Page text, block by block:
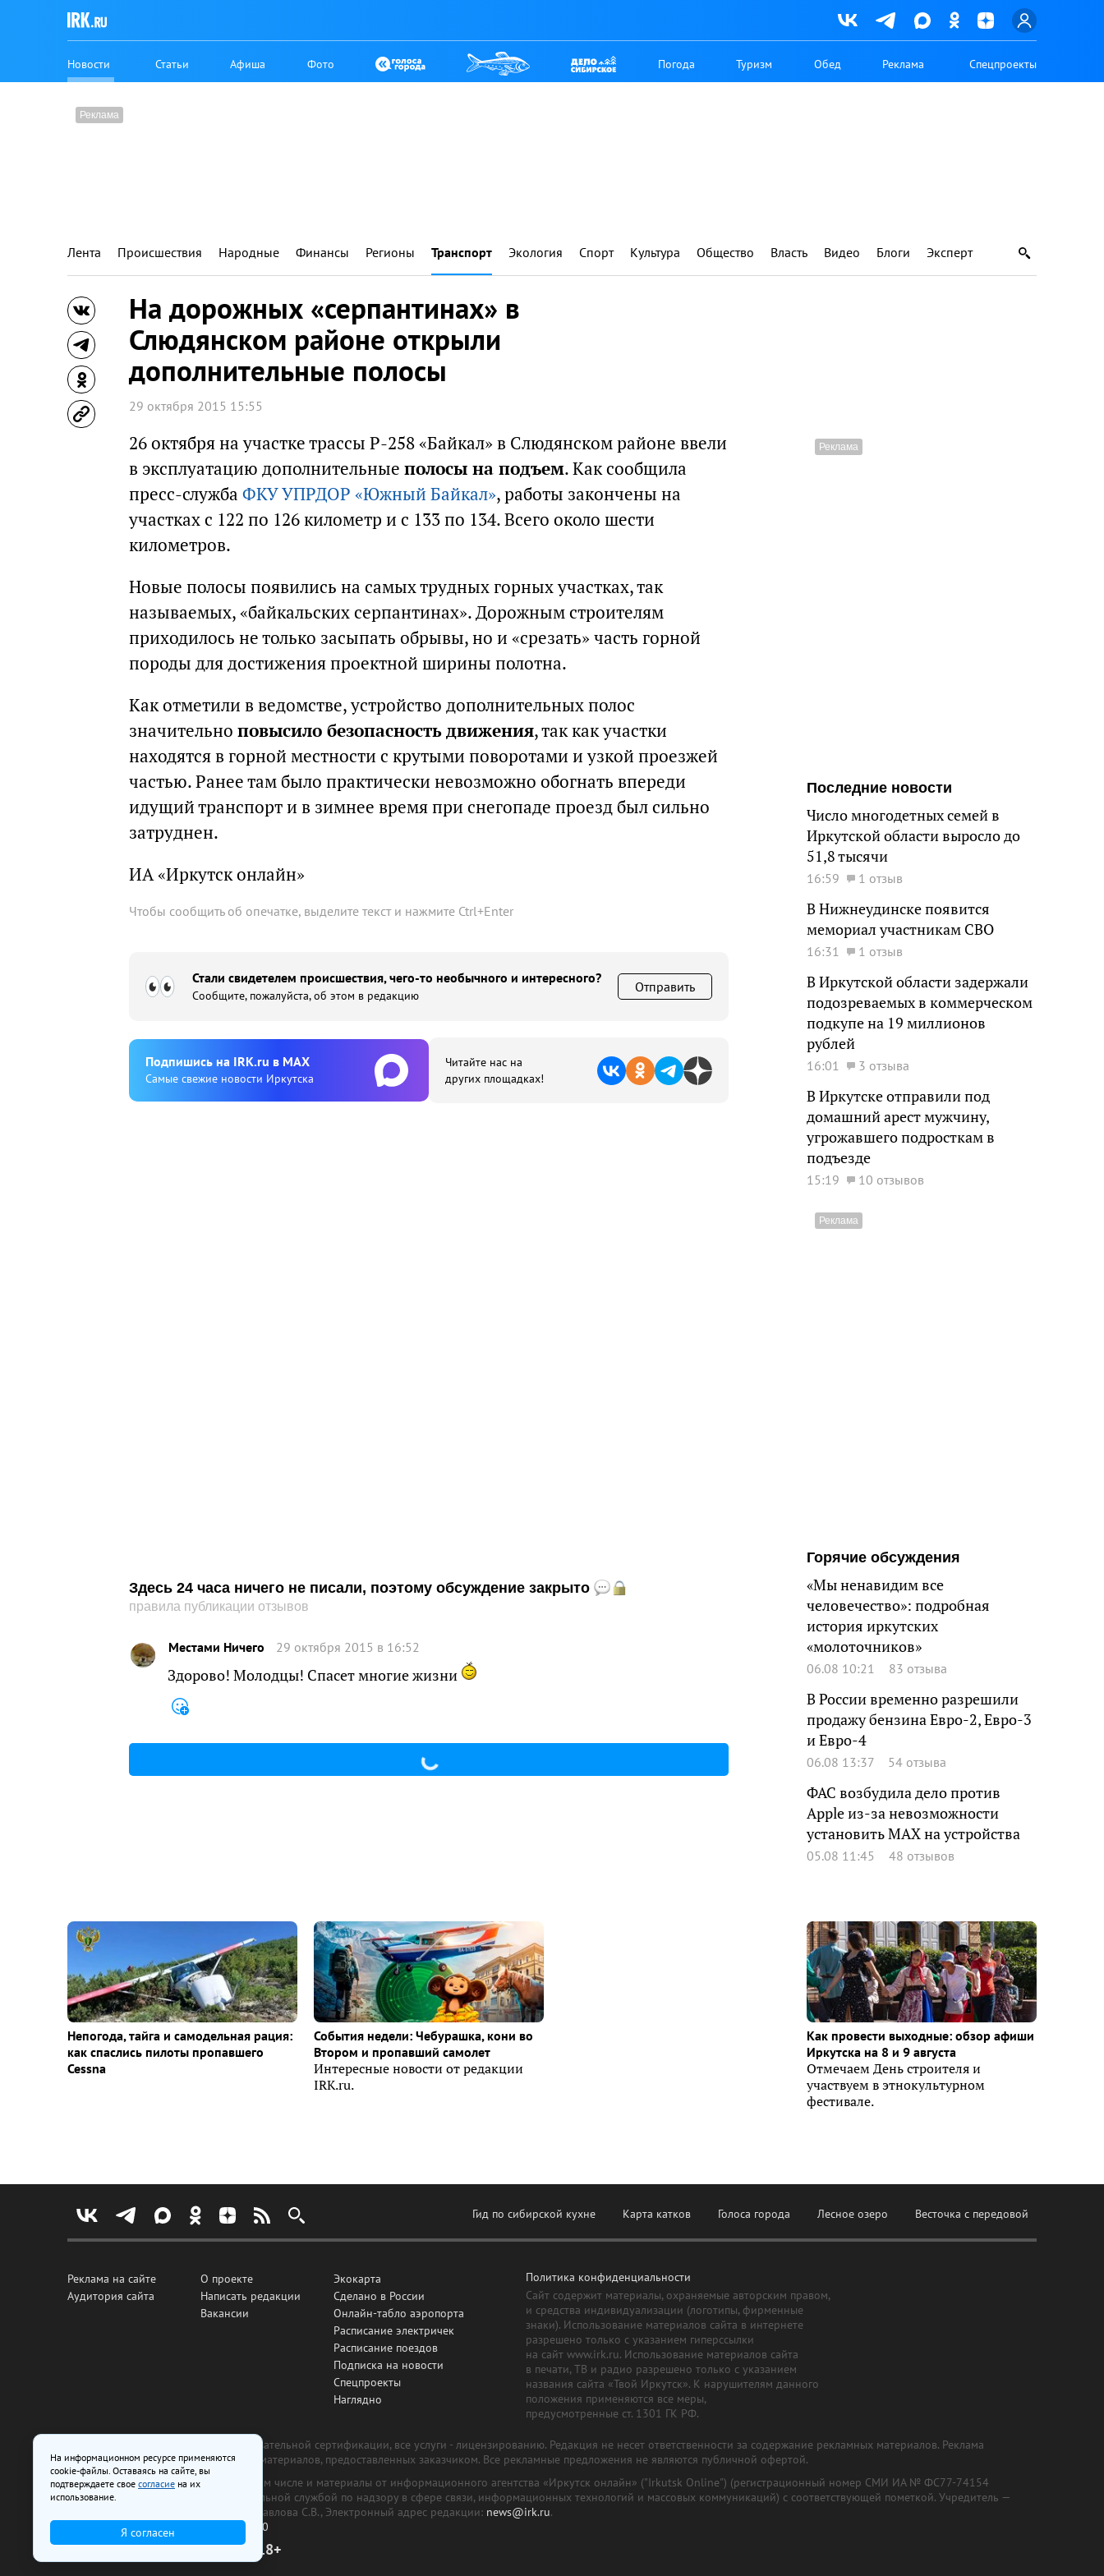
Новости Статьи Афиша Фото Погода Туризм Обед Реклама Спецпроекты
Лента Происшествия Народные Финансы Регионы Транспорт Экология Спорт Культура Общество Власть Видео Блоги Эксперт
На дорожных «серпантинах» в
Слюдянском районе открыли
дополнительные полосы
29 октября 2015 15:55
26 октября на участке трассы Р-258 «Байкал» в Слюдянском районе ввели
в эксплуатацию дополнительные полосы на подъем. Как сообщила
пресс-служба ФКУ УПРДОР «Южный Байкал», работы закончены на
участках с 122 по 126 километр и с 133 по 134. Всего около шести
километров.
Новые полосы появились на самых трудных горных участках, так
называемых, «байкальских серпантинах». Дорожным строителям
приходилось не только засыпать обрывы, но и «срезать» часть горной
породы для достижения проектной ширины полотна.
Как отметили в ведомстве, устройство дополнительных полос
значительно повысило безопасность движения, так как участки
находятся в горной местности с крутыми поворотами и узкой проезжей
частью. Ранее там было практически невозможно обогнать впереди
идущий транспорт и в зимнее время при снегопаде проезд был сильно
затруднен.
ИА «Иркутск онлайн»
Чтобы сообщить об опечатке, выделите текст и нажмите Ctrl+Enter
Стали свидетелем происшествия, чего-то необычного и интересного?
Сообщите, пожалуйста, об этом в редакцию
Отправить
Подпишиcь на IRK.ru в MAX
Cамые свежие новости Иркутска
Читайте нас на
других площадках!
Здесь 24 часа ничего не писали, поэтому обсуждение закрыто
правила публикации отзывов
Меcтами Ничего 29 октября 2015 в 16:52
Здорово! Молодцы! Спасет многие жизни
Последние новости
Число многодетных семей в
Иркутской области выросло до
51,8 тысячи
16:59 1 отзыв
В Нижнеудинске появится
мемориал участникам СВО
16:31 1 отзыв
В Иркутской области задержали
подозреваемых в коммерческом
подкупе на 19 миллионов
рублей
16:01 3 отзыва
В Иркутске отправили под
домашний арест мужчину,
угрожавшего подросткам в
подъезде
15:19 10 отзывов
Горячие обсуждения
«Мы ненавидим все
человечество»: подробная
история иркутских
«молоточников»
06.08 10:21 83 отзыва
В России временно разрешили
продажу бензина Евро-2, Евро-3
и Евро-4
06.08 13:37 54 отзыва
ФАС возбудила дело против
Apple из-за невозможности
установить MAX на устройства
05.08 11:45 48 отзывов
Непогода, тайга и самодельная рация:
как спаслись пилоты пропавшего
Cessna
События недели: Чебурашка, кони во
Втором и пропавший самолет
Интересные новости от редакции
IRK.ru.
Как провести выходные: обзор афиши
Иркутска на 8 и 9 августа
Отмечаем День строителя и
участвуем в этнокультурном
фестивале.
Гид по сибирской кухне Карта катков Голоса города Лесное озеро Весточка с передовой
Реклама на сайте
Аудитория сайта
О проекте
Написать редакции
Вакансии
Экокарта
Сделано в России
Онлайн-табло аэропорта
Расписание электричек
Расписание поездов
Подписка на новости
Спецпроекты
Наглядно
Политика конфиденциальности
Сайт содержит материалы, охраняемые авторским правом,
и средства индивидуализации (логотипы, фирменные
знаки). Использование материалов сайта в интернете
разрешено только с указанием гиперссылки
на сайт www.irk.ru. Использование материалов сайта
в печати, ТВ и радио разрешено только с указанием
названия сайта «Твой Иркутск». К нарушителям данного
положения применяются все меры,
предусмотренные ст. 1301 ГК РФ.
Все рекламные товары подлежат обязательной сертификации, все услуги - лицензированию. Редакция не несет ответственности за содержание рекламных материалов. Реклама
изготовлена и размещена на основе материалов, предоставленных заказчиком. Все рекламные предложения не являются публичной офертой.
На сайте www.irk.ru размещаются в том числе и материалы от информационного агентства «Иркутск онлайн» ("Irkutsk Online") (регистрационный номер СМИ ИА № ФС77-74154
от 29 октября 2018 г., выдан Федеральной службой по надзору в сфере связи, информационных технологий и массовых коммуникаций) с соответствующей пометкой. Учредитель —
ООО «Ирк.ру». Главный редактор — Павлова С.В., Электронный адрес редакции: news@irk.ru.
Телефон редакции:
+7 (3952) 48-88-50
18+
На информационном ресурсе применяются
cookie-файлы. Оставаясь на сайте, вы
подтверждаете свое согласие на их
использование.
Я согласен